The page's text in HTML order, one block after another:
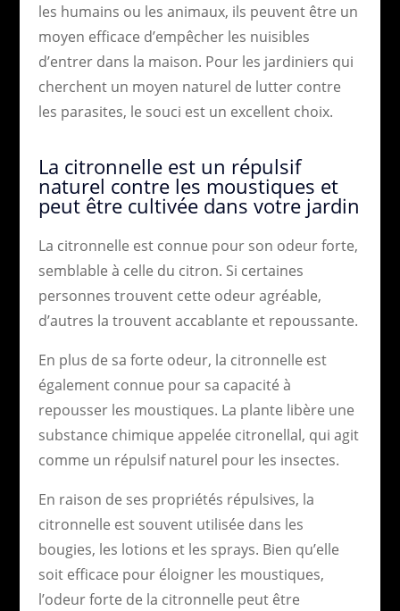
les humains ou les animaux, ils peuvent être un
moyen efficace d’empêcher les nuisibles
d’entrer dans la maison. Pour les jardiniers qui
cherchent un moyen naturel de lutter contre
les parasites, le souci est un excellent choix.
La citronnelle est un répulsif
naturel contre les moustiques et
peut être cultivée dans votre jardin
La citronnelle est connue pour son odeur forte,
semblable à celle du citron. Si certaines
personnes trouvent cette odeur agréable,
d’autres la trouvent accablante et repoussante.
En plus de sa forte odeur, la citronnelle est
également connue pour sa capacité à
repousser les moustiques. La plante libère une
substance chimique appelée citronellal, qui agit
comme un répulsif naturel pour les insectes.
En raison de ses propriétés répulsives, la
citronnelle est souvent utilisée dans les
bougies, les lotions et les sprays. Bien qu’elle
soit efficace pour éloigner les moustiques,
l’odeur forte de la citronnelle peut être